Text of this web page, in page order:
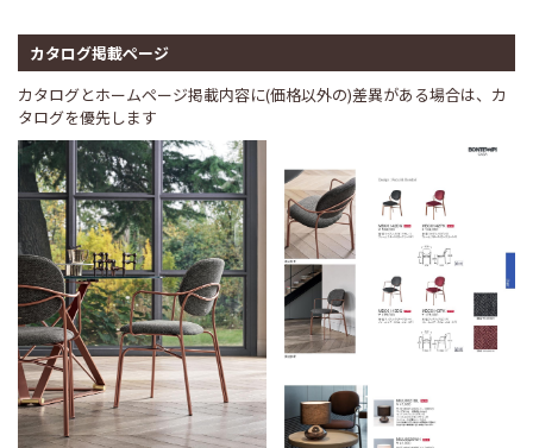
カタログ掲載ページ
カタログとホームページ掲載内容に(価格以外の)差異がある場合は、カ
タログを優先します